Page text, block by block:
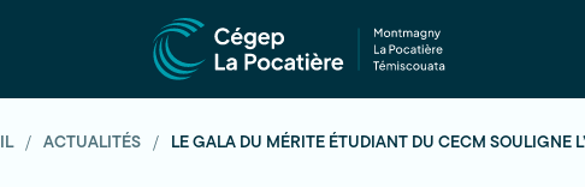
ACTUALITÉS LE GALA DU MÉRITE ÉTUDIANT DU CECM SOULIGNE